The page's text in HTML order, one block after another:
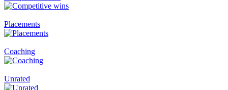
Placements
Coaching
Unrated